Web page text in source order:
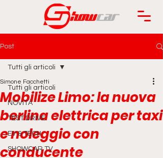
Post
Tutti gli articoli
NOVITÀ
TEST DRIVE
EV & TECH
SHOWCAR TV
Tutti gli articoli
Mobilize Limo: la nuova
berlina elettrica per taxi
e noleggio con
conducente
Simone Facchetti